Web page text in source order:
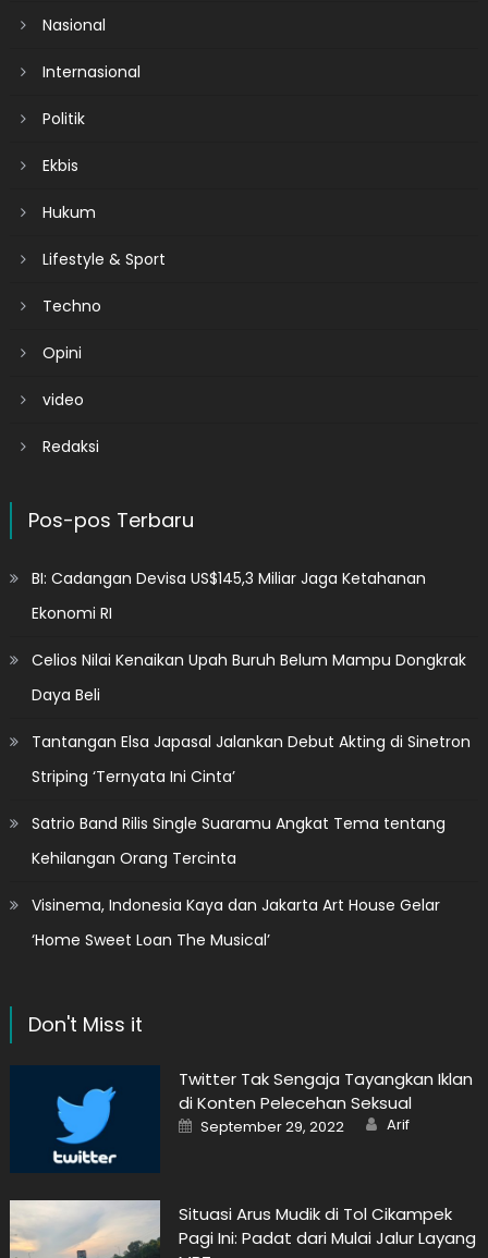
Nasional
Internasional
Politik
Ekbis
Hukum
Lifestyle & Sport
Techno
Opini
video
Redaksi
Pos-pos Terbaru
BI: Cadangan Devisa US$145,3 Miliar Jaga Ketahanan
Ekonomi RI
Celios Nilai Kenaikan Upah Buruh Belum Mampu Dongkrak
Daya Beli
Tantangan Elsa Japasal Jalankan Debut Akting di Sinetron
Striping ‘Ternyata Ini Cinta’
Satrio Band Rilis Single Suaramu Angkat Tema tentang
Kehilangan Orang Tercinta
Visinema, Indonesia Kaya dan Jakarta Art House Gelar
‘Home Sweet Loan The Musical’
Don't Miss it
Twitter Tak Sengaja Tayangkan Iklan
di Konten Pelecehan Seksual
Posted
on
September 29, 2022 Author
Arif
Situasi Arus Mudik di Tol Cikampek
Pagi Ini: Padat dari Mulai Jalur Layang